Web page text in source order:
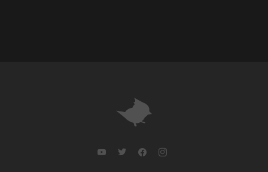
youtubetwitterfacebookinstagram